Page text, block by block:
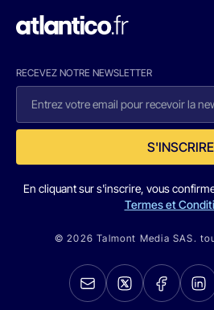
RECEVEZ NOTRE NEWSLETTER
S'INSCRIRE
En cliquant sur s'inscrire, vous
Termes et
© 2026 Talmont Media SAS.